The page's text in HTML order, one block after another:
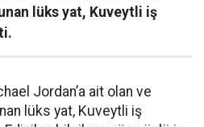
lüks yat, Kuveytli iş
Jordan’a ait olan ve
lüks yat, Kuveytli iş